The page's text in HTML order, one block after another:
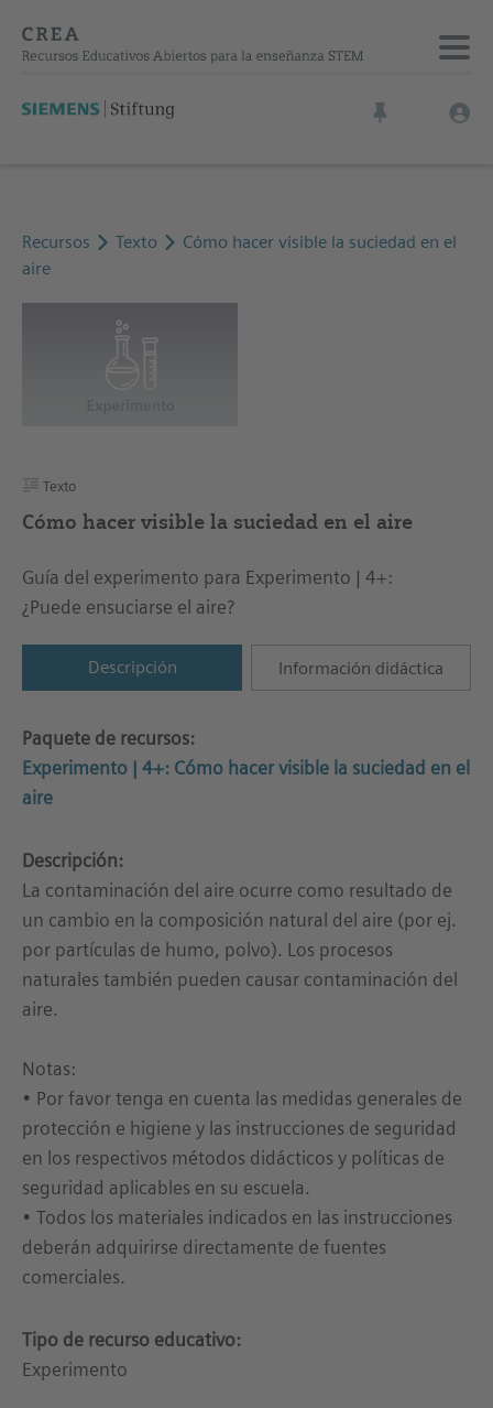
Recursos Texto
Cómo hacer visible la suciedad en el
aire
Texto
Cómo hacer visible la suciedad en el aire
Guía del experimento para Experimento | 4+:
¿Puede ensuciarse el aire?
Descripción Información didáctica
Paquete de recursos:
Experimento | 4+: Cómo hacer visible la suciedad en el
aire
Descripción:
La contaminación del aire ocurre como resultado de
un cambio en la composición natural del aire (por ej.
por partículas de humo, polvo). Los procesos
naturales también pueden causar contaminación del
aire.
Notas:
• Por favor tenga en cuenta las medidas generales de
protección e higiene y las instrucciones de seguridad
en los respectivos métodos didácticos y políticas de
seguridad aplicables en su escuela.
• Todos los materiales indicados en las instrucciones
deberán adquirirse directamente de fuentes
comerciales.
Tipo de recurso educativo:
Experimento